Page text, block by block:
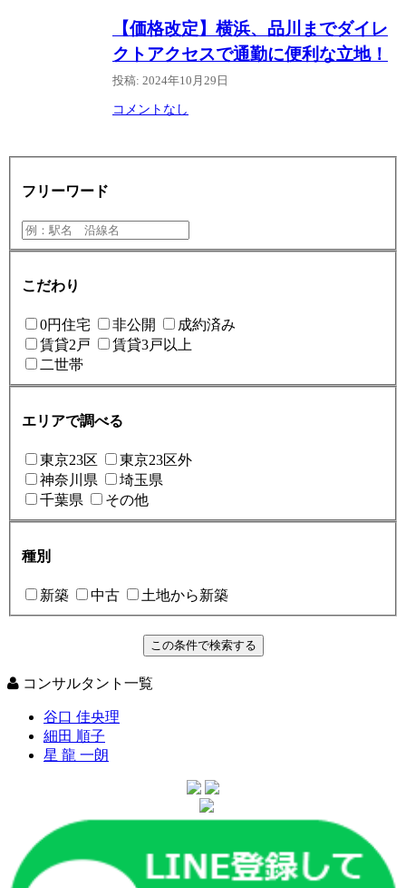
【価格改定】横浜、品川までダイレ
クトアクセスで通勤に便利な立地！
投稿: 2024年10月29日
コメントなし
フリーワード
こだわり
0円住宅 非公開
成約済み
賃貸2戸
賃貸3戸以上
二世帯
エリアで調べる
東京23区
東京23区外
神奈川県
埼玉県
千葉県
その他
種別
新築 中古 土地から新築
コンサルタント一覧
谷口 佳央理
細田 順子
星 龍 一朗